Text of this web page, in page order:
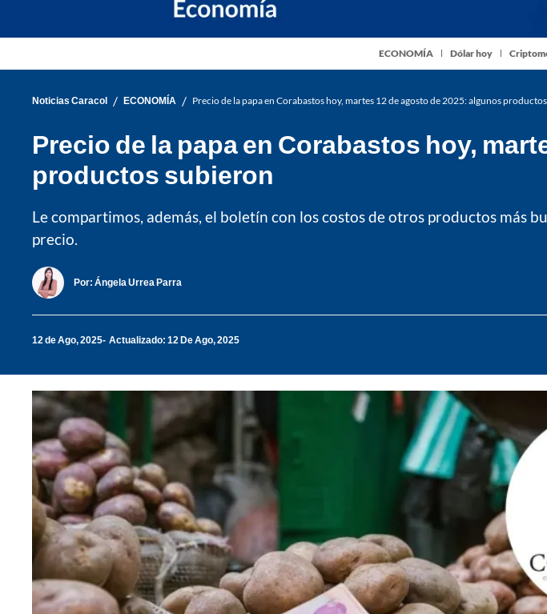
ECONOMÍA Dólar hoy
Noticias Caracol / ECONOMÍA / Precio de la papa en Corabastos hoy, martes 12 de agosto de 2025: algunos
Precio de la papa en Corabastos hoy,
productos subieron
Le compartimos, además, el boletín con los costos de otros productos más
precio.
Por: Ángela Urrea Parra
12 de Ago, 2025 Actualizado: 12 De Ago, 2025